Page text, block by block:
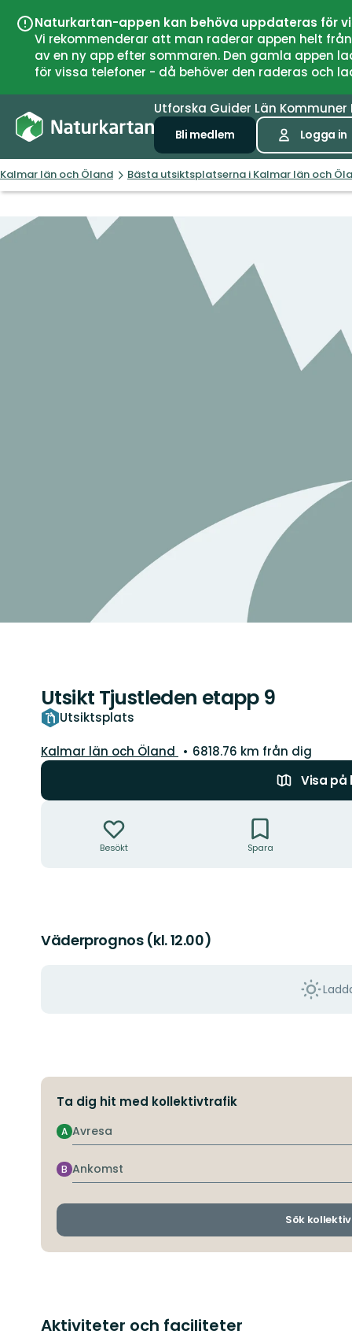
Naturkartan-appen kan behöva uppdateras för
Vi rekommenderar att man raderar appen helt
av en ny app efter sommaren. Den gamla
för vissa telefoner - då behöver den raderas och
Utforska Guider Län Kommuner
Bli medlem Logga in
Kalmar län och Öland Bästa utsiktsplatserna i Kalmar län och
Utsikt Tjustleden etapp 9
Utsiktsplats
Län:
Kalmar län och Öland
6818.76 km från dig
Visa på
Besökt Spara
Väderprognos (kl. 12.00)
Ta dig hit med kollektivtrafik
Avresa
A
Ankomst
B
Sök
Aktiviteter och faciliteter